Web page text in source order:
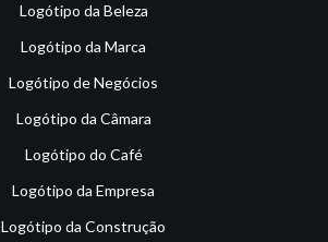
Logótipo da Beleza
Logótipo da Marca
Logótipo de Negócios
Logótipo da Câmara
Logótipo do Café
Logótipo da Empresa
Logótipo da Construção